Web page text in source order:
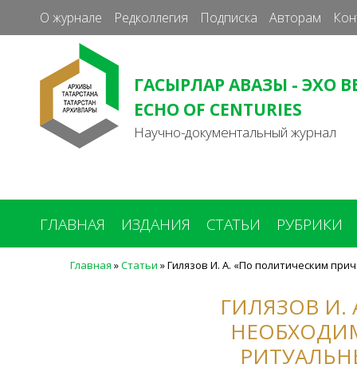
О журнале Редколлегия Подписка Авторам
ГАСЫРЛАР АВАЗЫ - ЭХО
ECHO OF CENTURIES
Научно-документальный журнал
ГЛАВНАЯ ИЗДАНИЯ СТАТЬИ РУБРИКИ
Главная »Статьи »Гилязов И. А. «По политическим
ГИЛЯЗОВ